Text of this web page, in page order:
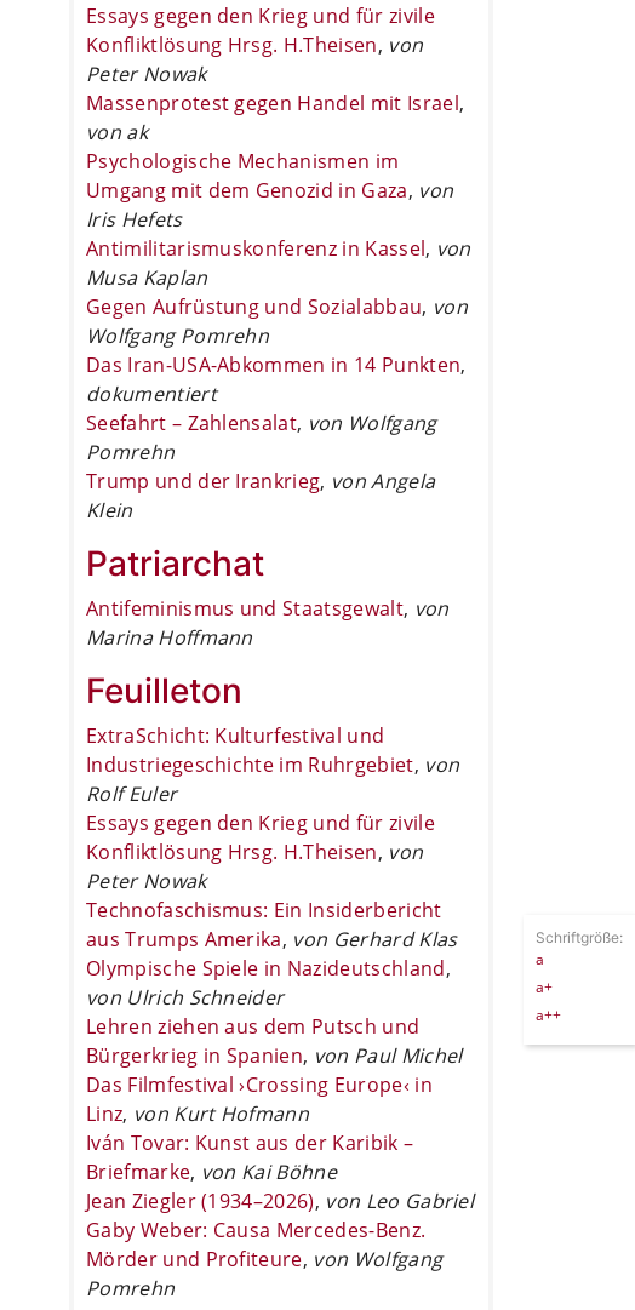
Essays gegen den Krieg und für zivile
Konfliktlösung Hrsg. H.Theisen, von
Peter Nowak
Massenprotest gegen Handel mit Israel,
von ak
Psychologische Mechanismen im
Umgang mit dem Genozid in Gaza, von
Iris Hefets
Antimilitarismuskonferenz in Kassel, von
Musa Kaplan
Gegen Aufrüstung und Sozialabbau, von
Wolfgang Pomrehn
Das Iran-USA-Abkommen in 14 Punkten,
dokumentiert
Seefahrt – Zahlensalat, von Wolfgang
Pomrehn
Trump und der Irankrieg, von Angela
Klein
Patriarchat
Antifeminismus und Staatsgewalt, von
Marina Hoffmann
Feuilleton
ExtraSchicht: Kulturfestival und
Industriegeschichte im Ruhrgebiet, von
Rolf Euler
Essays gegen den Krieg und für zivile
Konfliktlösung Hrsg. H.Theisen, von
Peter Nowak
Technofaschismus: Ein Insiderbericht
aus Trumps Amerika, von Gerhard Klas
Olympische Spiele in Nazideutschland,
von Ulrich Schneider
Lehren ziehen aus dem Putsch und
Bürgerkrieg in Spanien, von Paul Michel
Das Filmfestival ›Crossing Europe‹ in
Linz, von Kurt Hofmann
Iván Tovar: Kunst aus der Karibik –
Briefmarke, von Kai Böhne
Jean Ziegler (1934–2026), von Leo Gabriel
Gaby Weber: Causa Mercedes-Benz.
Mörder und Profiteure, von Wolfgang
Pomrehn
Schriftgröße:
a
a+
a++